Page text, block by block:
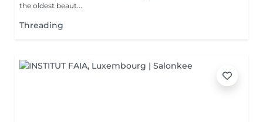
the oldest beaut...
Threading